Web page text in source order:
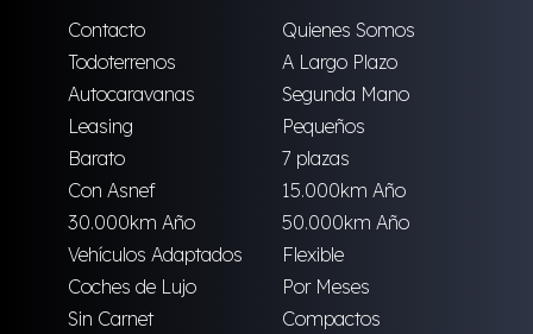
Contacto
Quienes Somos
Todoterrenos
A Largo Plazo
Autocaravanas
Segunda Mano
Leasing
Pequeños
Barato
7 plazas
Con Asnef
15.000km Año
30.000km Año
50.000km Año
Vehículos Adaptados
Flexible
Coches de Lujo
Por Meses
Sin Carnet
Compactos